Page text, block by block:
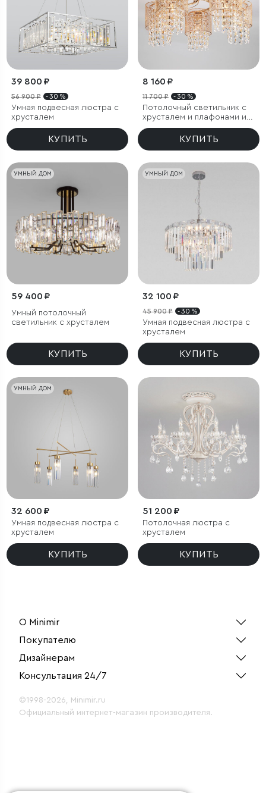
39 800 ₽
56 900 ₽ - 30 %
Умная подвесная люстра с
хрусталем
КУПИТЬ
8 160 ₽
11 700 ₽ - 30 %
Потолочный светильник с
хрусталем и плафонами из
металла
КУПИТЬ
УМНЫЙ ДОМ
59 400 ₽
Умный потолочный
светильник с хрусталем
КУПИТЬ
УМНЫЙ ДОМ
32 100 ₽
45 900 ₽ - 30 %
Умная подвесная люстра с
хрусталем
КУПИТЬ
УМНЫЙ ДОМ
32 600 ₽
Умная подвесная люстра с
хрусталем
КУПИТЬ
51 200 ₽
Потолочная люстра с
хрусталем
КУПИТЬ
О Minimir
Покупателю
Дизайнерам
Консультация 24/7
©1998-2026, Minimir.ru
Официальный интернет-магазин производителя.